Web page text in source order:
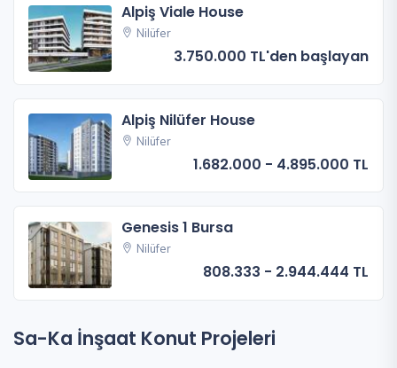
Alpiş Viale House
Nilüfer
3.750.000 TL'den başlayan
Alpiş Nilüfer House
Nilüfer
1.682.000 - 4.895.000 TL
Genesis 1 Bursa
Nilüfer
808.333 - 2.944.444 TL
Sa-Ka İnşaat Konut Projeleri